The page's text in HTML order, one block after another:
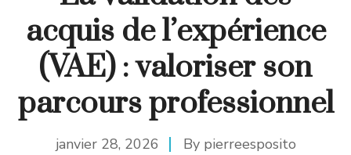
acquis de l’expérience
(VAE) : valoriser son
parcours professionnel
janvier 28, 2026 By pierreesposito